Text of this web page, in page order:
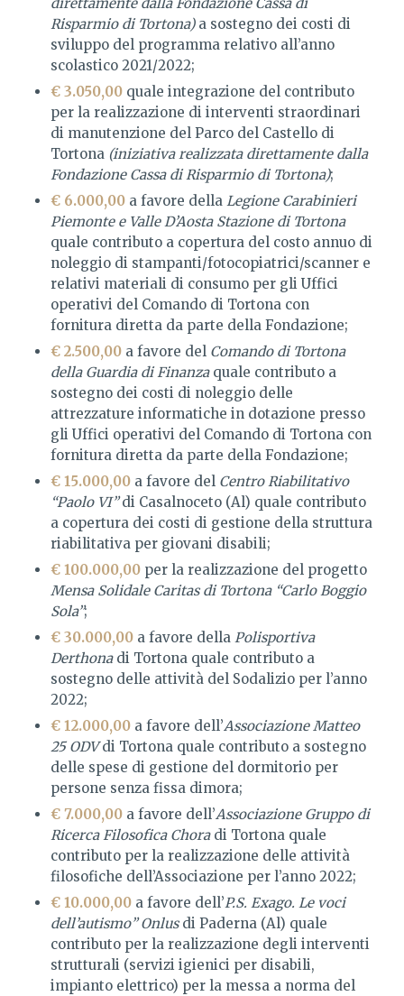
direttamente dalla Fondazione Cassa di
Risparmio di Tortona) a sostegno dei costi di
sviluppo del programma relativo all’anno
scolastico 2021/2022;
€ 3.050,00 quale integrazione del contributo
per la realizzazione di interventi straordinari
di manutenzione del Parco del Castello di
Tortona (iniziativa realizzata direttamente dalla
Fondazione Cassa di Risparmio di Tortona);
€ 6.000,00 a favore della Legione Carabinieri
Piemonte e Valle D’Aosta Stazione di Tortona
quale contributo a copertura del costo annuo di
noleggio di stampanti/fotocopiatrici/scanner e
relativi materiali di consumo per gli Uffici
operativi del Comando di Tortona con
fornitura diretta da parte della Fondazione;
€ 2.500,00a favore del Comando di Tortona
della Guardia di Finanza quale contributo a
sostegno dei costi di noleggio delle
attrezzature informatiche in dotazione presso
gli Uffici operativi del Comando di Tortona con
fornitura diretta da parte della Fondazione;
€ 15.000,00a favore del Centro Riabilitativo
“Paolo VI”di Casalnoceto (Al) quale contributo
a copertura dei costi di gestione della struttura
riabilitativa per giovani disabili;
€ 100.000,00 per la realizzazione del progetto
Mensa Solidale Caritas di Tortona “Carlo Boggio
Sola”;
€ 30.000,00 a favore della Polisportiva
Derthonadi Tortona quale contributo a
sostegno delle attività del Sodalizio per l’anno
2022;
€ 12.000,00 a favore dell’Associazione Matteo
25 ODVdi Tortona quale contributo a sostegno
delle spese di gestione del dormitorio per
persone senza fissa dimora;
€ 7.000,00 a favore dell’Associazione Gruppo di
Ricerca Filosofica Chora di Tortona quale
contributo per la realizzazione delle attività
filosofiche dell’Associazione per l’anno 2022;
€ 10.000,00 a favore dell’P.S. Exago. Le voci
dell’autismo” Onlus di Paderna (Al) quale
contributo per la realizzazione degli interventi
strutturali (servizi igienici per disabili,
impianto elettrico) per la messa a norma del